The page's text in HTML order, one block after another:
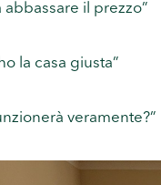
abbassare il prezzo”
la casa giusta”
veramente?”